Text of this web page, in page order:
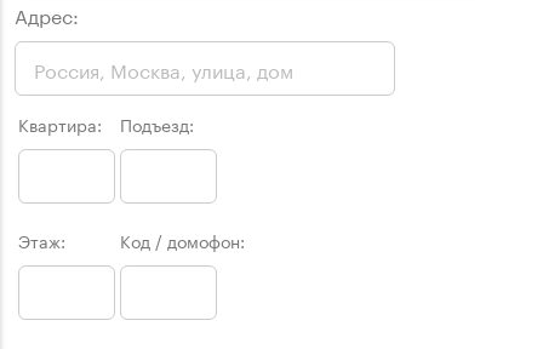
Адрес:
Квартира: Подъезд:
Этаж: Код / домофон: